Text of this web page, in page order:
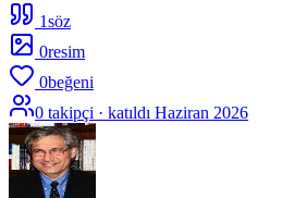
1söz
0resim
0beğeni
0 takipçi · katıldı Haziran 2026